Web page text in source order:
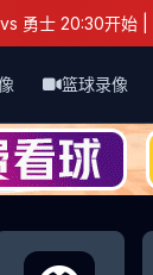
勇士 20:30开始 |
篮球录像